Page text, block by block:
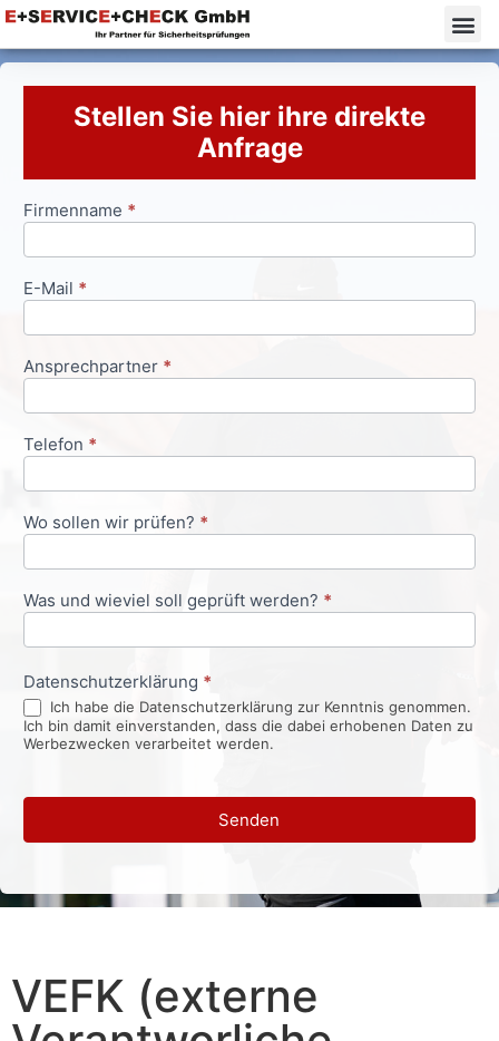
Stellen Sie hier ihre direkte
Anfrage
Anfrageformular
Firmenname *
E-Mail *
Ansprechpartner *
Telefon *
Wo sollen wir prüfen? *
Was und wieviel soll geprüft werden? *
Datenschutzerklärung *
Ich habe die Datenschutzerklärung zur Kenntnis genommen.
Ich bin damit einverstanden, dass die dabei erhobenen Daten zu
Werbezwecken verarbeitet werden.
Senden
VEFK (externe